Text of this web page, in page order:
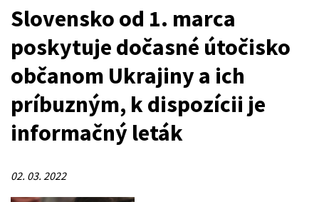
Slovensko od 1. marca
poskytuje dočasné útočisko
občanom Ukrajiny a ich
príbuzným, k dispozícii je
informačný leták
02. 03. 2022